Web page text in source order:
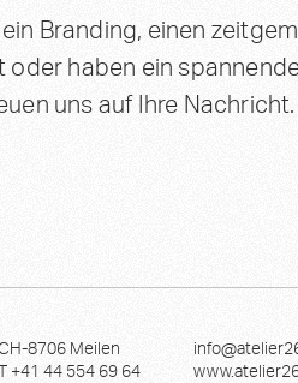
Branding, einen
haben ein
uns auf Ihre Nachricht.
8706 Meilen
+41 44 554 69 64